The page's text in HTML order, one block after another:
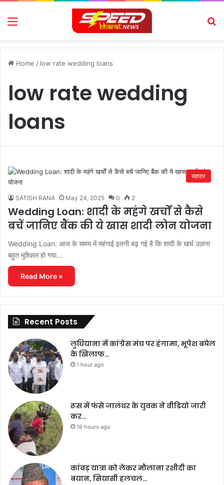
Menu
Home / low rate wedding loans
low rate wedding
loans
व्यापार
SATISH RANA May 24, 2025 0 2
Wedding Loan: शादी के महंगे खर्चों से कैसे
बचें जानिए बैंक की ये खास शादी लोन योजना
Wedding Loan: आज के समय में महंगाई इतनी बढ़ गई है कि शादी के खर्च उठाना
बहुत मुश्किल हो गया…
Read More »
Recent Posts
लुधियाना में कांग्रेस मंच पर हंगामा, भूपेश बघेल
के खिलाफ…
1 hour ago
रूस में फंसे जालंधर के युवक ने वीडियो जारी
कर…
19 hours ago
कांवड़ यात्रा को लेकर मौलाना रशीदी का
बयान, सियासी हलचल…